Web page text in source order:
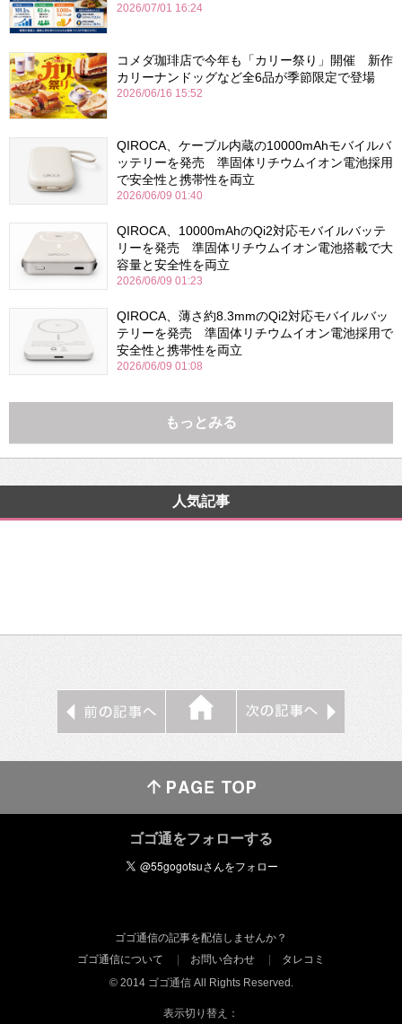
2026/07/01 16:24
コメダ珈琲店で今年も「カリー祭り」開催 新作
カリーナンドッグなど全6品が季節限定で登場
2026/06/16 15:52
QIROCA、ケーブル内蔵の10000mAhモバイルバ
ッテリーを発売 準固体リチウムイオン電池採用
で安全性と携帯性を両立
2026/06/09 01:40
QIROCA、10000mAhのQi2対応モバイルバッテ
リーを発売 準固体リチウムイオン電池搭載で大
容量と安全性を両立
2026/06/09 01:23
QIROCA、薄さ約8.3mmのQi2対応モバイルバッ
テリーを発売 準固体リチウムイオン電池採用で
安全性と携帯性を両立
2026/06/09 01:08
もっとみる
人気記事
ゴゴ通をフォローする
ゴゴ通信の記事を配信しませんか？
ゴゴ通信について
お問い合わせ
タレコミ
© 2014 ゴゴ通信 All Rights Reserved.
表示切り替え：